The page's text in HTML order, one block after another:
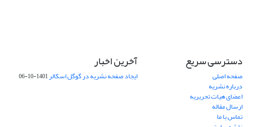
دسترسی سریع
صفحه اصلی
درباره نشریه
اعضای هیات تحریریه
ارسال مقاله
تماس با ما
آخرین اخبار
ایجاد صفحه نشریه در گوگل اسکالر1401-10-06